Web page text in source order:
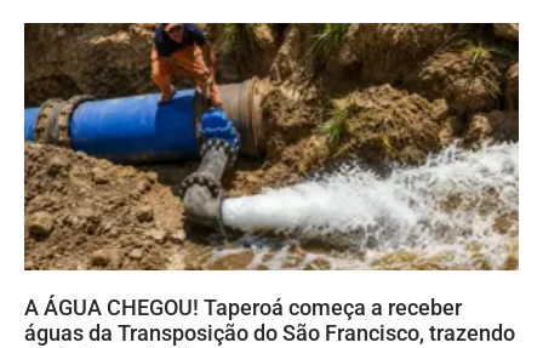
A ÁGUA CHEGOU! Taperoá começa a receber
águas da Transposição do São Francisco, trazendo